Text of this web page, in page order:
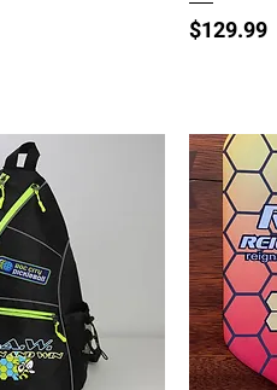
मूल्य
$129.99